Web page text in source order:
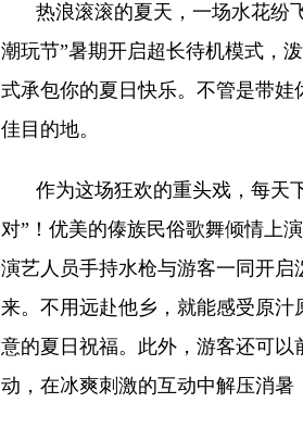
热浪滚滚的夏天，一场水花纷
潮玩节”暑期开启超长待机模式，
式承包你的夏日快乐。不管是带娃
佳目的地。
作为这场狂欢的重头戏，每天
对”！优美的傣族民俗歌舞倾情上
演艺人员手持水枪与游客一同开
来。不用远赴他乡，就能感受原
意的夏日祝福。此外，游客还可以
动，在冰爽刺激的互动中解压消暑